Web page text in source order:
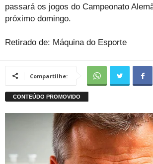
passará os jogos do Campeonato
próximo domingo.
Retirado de: Máquina do Esporte
Compartilhe: